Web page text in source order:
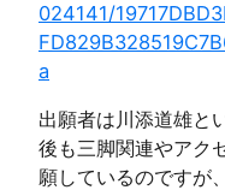
024141/
a
出願者は川添道雄と
後も三脚関連やアク
願しているのですが